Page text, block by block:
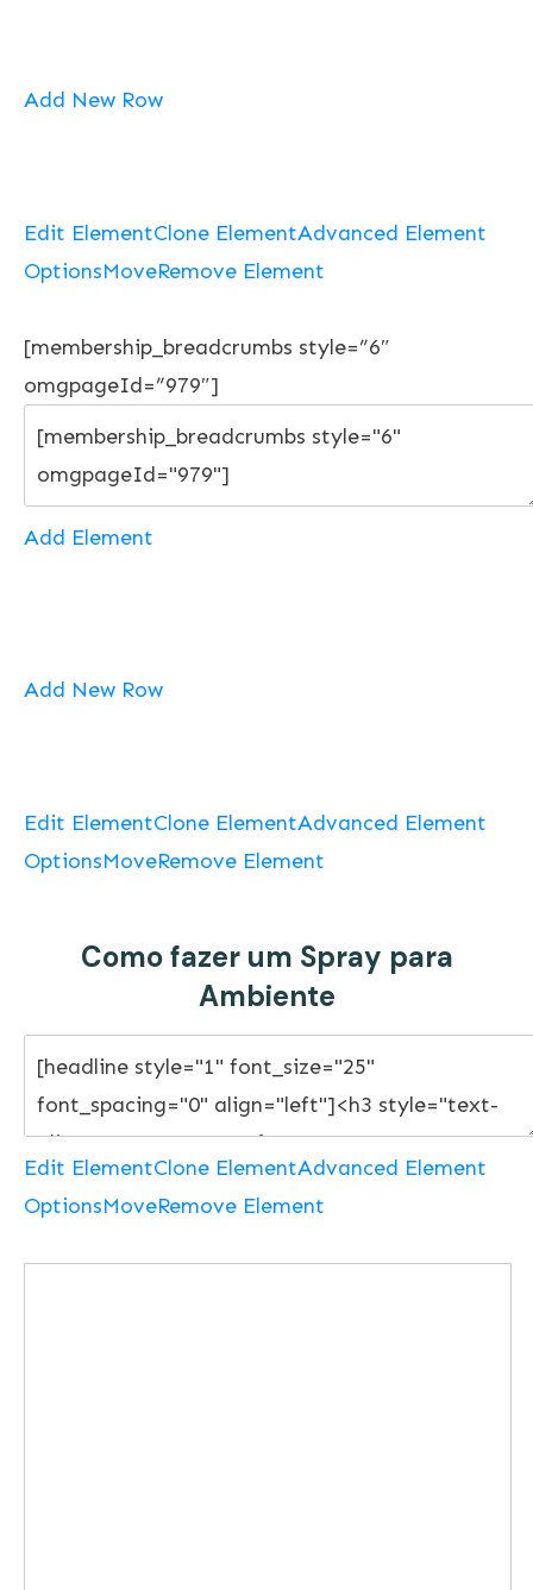
Add New Row
Edit ElementClone ElementAdvanced Element
OptionsMoveRemove Element
[membership_breadcrumbs style=”6″
omgpageId=”979″]
Add Element
Add New Row
Edit ElementClone ElementAdvanced Element
OptionsMoveRemove Element
Como fazer um Spray para
Ambiente
Edit ElementClone ElementAdvanced Element
OptionsMoveRemove Element